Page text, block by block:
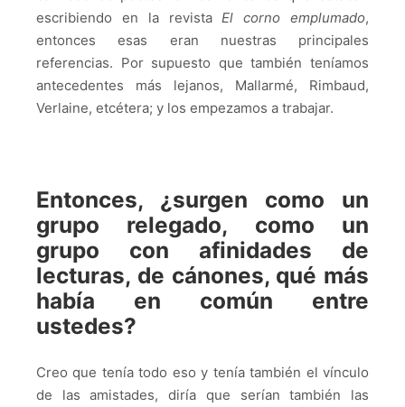
escribiendo en la revistaEl corno emplumado,
entonces esas eran nuestras principales
referencias. Por supuesto que también teníamos
antecedentes más lejanos, Mallarmé, Rimbaud,
Verlaine, etcétera; y los empezamos a trabajar.
Entonces, ¿surgen como un
grupo relegado, como un
grupo con afinidades de
lecturas, de cánones, qué más
había en común entre
ustedes?
Creo que tenía todo eso y tenía también el vínculo
de las amistades, diría que serían también las